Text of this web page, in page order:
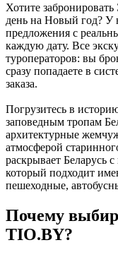
Хотите
день на Новый год? У
предложения с
каждую дату. Все
туроператоров: вы
сразу попадаете в
заказа.
Погрузитесь в
заповедным тропам
архитектурные
атмосферой
раскрывает Беларусь
который подходит
пешеходные,
Почему
TIO.BY?